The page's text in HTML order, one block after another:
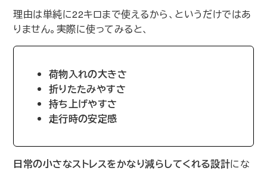
理由は単純に22キロまで使えるから、というだけではあ
りません。実際に使ってみると、
荷物入れの大きさ
折りたたみやすさ
持ち上げやすさ
走行時の安定感
日常の小さなストレスをかなり減らしてくれる設計にな